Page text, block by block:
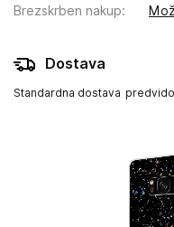
Brezskrben nakup:
Dostava
Standardna dostava